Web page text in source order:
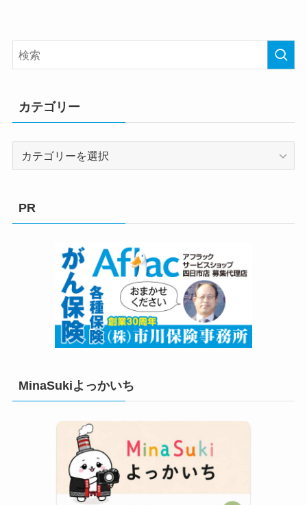
カテゴリー
PR
MinaSukiよっかいち